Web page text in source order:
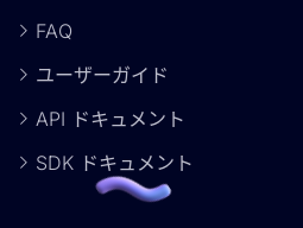
FAQ
ユーザーガイド
API ドキュメント
SDK ドキュメント